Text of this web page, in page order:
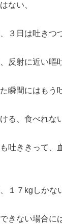
ない、
３日は吐きつ
反射に近い嘔
瞬間にはもう
る、食べれな
吐ききって、
１７kgしかな
きない場合に